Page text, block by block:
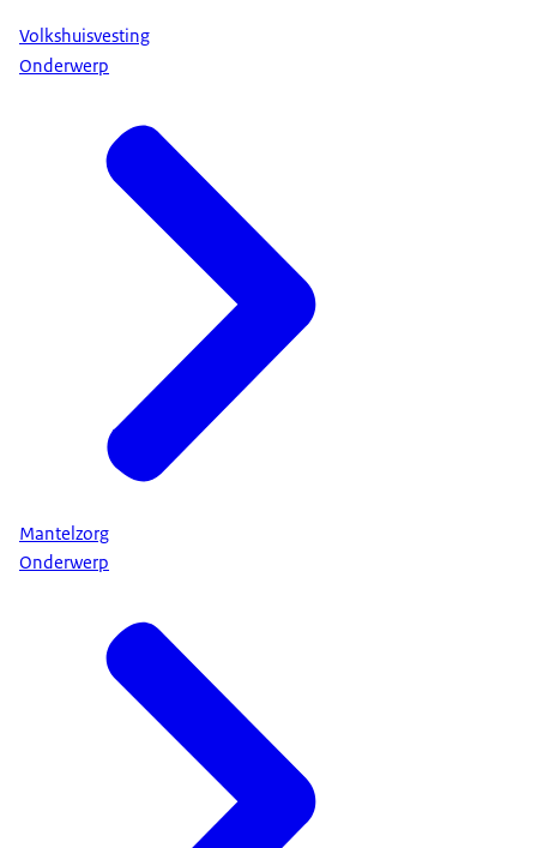
Volkshuisvesting
Onderwerp
Mantelzorg
Onderwerp